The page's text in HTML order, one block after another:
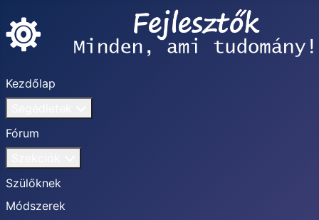
Kezdőlap
Fórum
Szülőknek
Módszerek